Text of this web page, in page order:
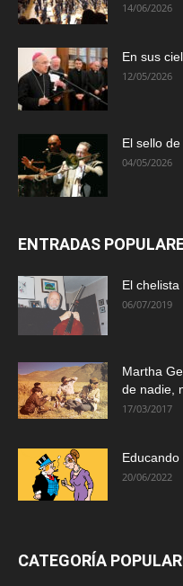
14/06/2026
En sus
12/05/2026
El sello
04/05/2026
ENTRADAS
El
06/07/2019
Martha
de nadie,
17/03/2017
20/06/2022
CATEGORÍA POPULAR